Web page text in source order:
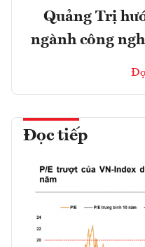
Quảng Trị
ngành công
Đọc tiếp